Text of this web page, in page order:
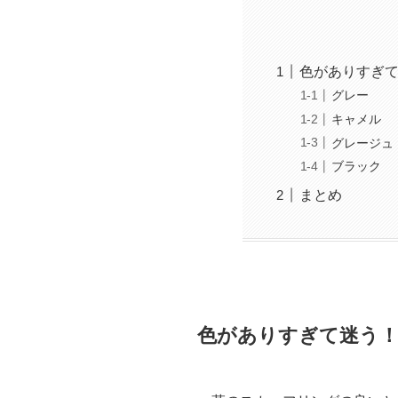
色がありすぎて
グレー
キャメル
グレージュ
ブラック
まとめ
色がありすぎて迷う！